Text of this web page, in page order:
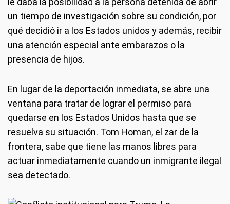
un tiempo de investigación sobre su condición, por
qué decidió ir a los Estados unidos y además, recibir
una atención especial ante embarazos o la
presencia de hijos.
En lugar de la deportación inmediata, se abre una
ventana para tratar de lograr el permiso para
quedarse en los Estados Unidos hasta que se
resuelva su situación. Tom Homan, el zar de la
frontera, sabe que tiene las manos libres para
actuar inmediatamente cuando un inmigrante ilegal
sea detectado.